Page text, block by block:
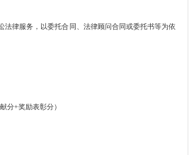
律服务，以委托合同、法律顾问合同或委托书等为依
+奖励表彰分）